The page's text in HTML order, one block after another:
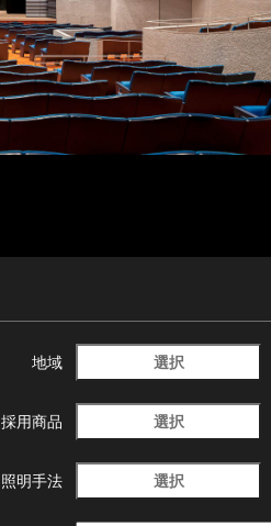
地域 選択
採用商品 選択
照明手法 選択